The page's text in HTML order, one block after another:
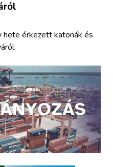
hete érkezett katonák és